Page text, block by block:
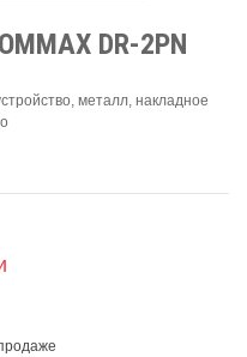
DR-2PN
металл, накладное